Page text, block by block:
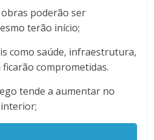
poderão ser
terão início;
como saúde, infraestrutura,
comprometidas.
tende a aumentar no